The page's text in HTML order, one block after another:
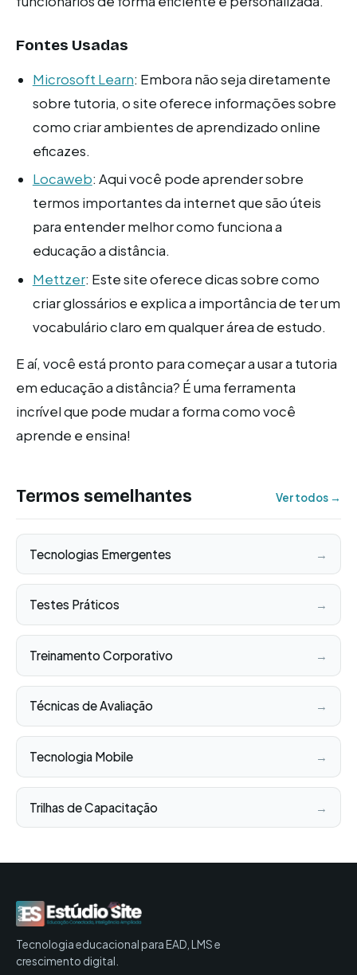
Fontes Usadas
Microsoft Learn: Embora não seja diretamente
sobre tutoria, o site oferece informações sobre
como criar ambientes de aprendizado online
eficazes.
Locaweb: Aqui você pode aprender sobre
termos importantes da internet que são úteis
para entender melhor como funciona a
educação a distância.
Mettzer: Este site oferece dicas sobre como
criar glossários e explica a importância de ter um
vocabulário claro em qualquer área de estudo.
E aí, você está pronto para começar a usar a tutoria
em educação a distância? É uma ferramenta
incrível que pode mudar a forma como você
aprende e ensina!
Termos semelhantes Ver todos →
Tecnologias Emergentes →
Testes Práticos →
Treinamento Corporativo →
Técnicas de Avaliação →
Tecnologia Mobile →
Trilhas de Capacitação →
Tecnologia educacional para EAD, LMS e
crescimento digital.